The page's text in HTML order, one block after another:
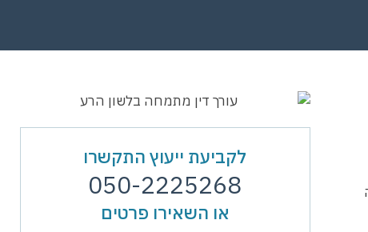
לקביעת ייעוץ התקשרו
050-2225268
או השאירו פרטים